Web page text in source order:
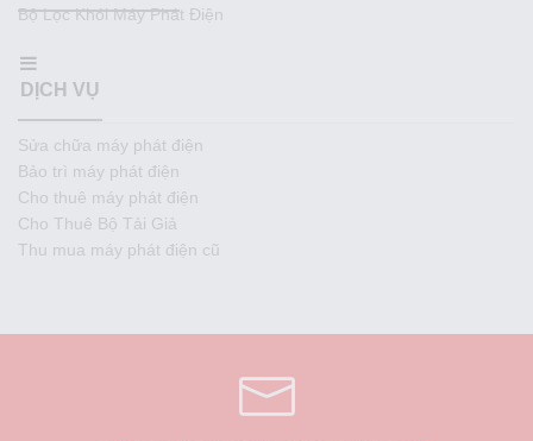
Bộ Lọc Khói Máy Phát Điện
DỊCH VỤ
Sửa chữa máy phát điện
Bảo trì máy phát điện
Cho thuê máy phát điện
Cho Thuê Bộ Tải Giả
Thu mua máy phát điện cũ